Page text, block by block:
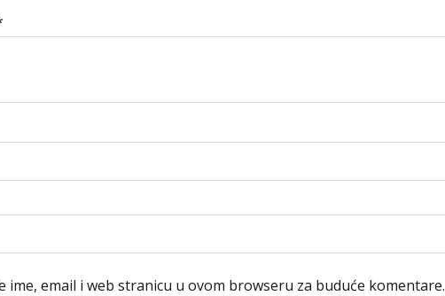
ime, email i web stranicu u ovom browseru za buduće komentare.